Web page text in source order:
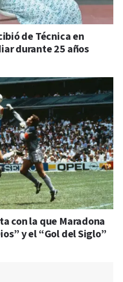
de Técnica en
durante 25 años
con la que Maradona
y el “Gol del Siglo”